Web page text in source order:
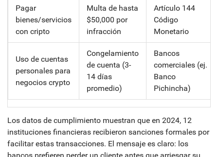
Pagar
bienes/servicios
con cripto
Multa de hasta
$50,000 por
infracción
Artículo 144
Código
Monetario
Uso de cuentas
personales para
negocios crypto
Congelamiento
de cuenta (3-
14 días
promedio)
Bancos
comerciales (ej.
Banco
Pichincha)
Los datos de cumplimiento muestran que en 2024, 12
instituciones financieras recibieron sanciones formales por
facilitar estas transacciones. El mensaje es claro: los